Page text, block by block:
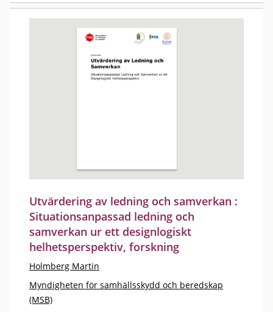
Utvärdering av ledning och samverkan :
Situationsanpassad ledning och
samverkan ur ett designlogiskt
helhetsperspektiv, forskning
Holmberg Martin
Myndigheten för samhällsskydd och beredskap
(MSB)